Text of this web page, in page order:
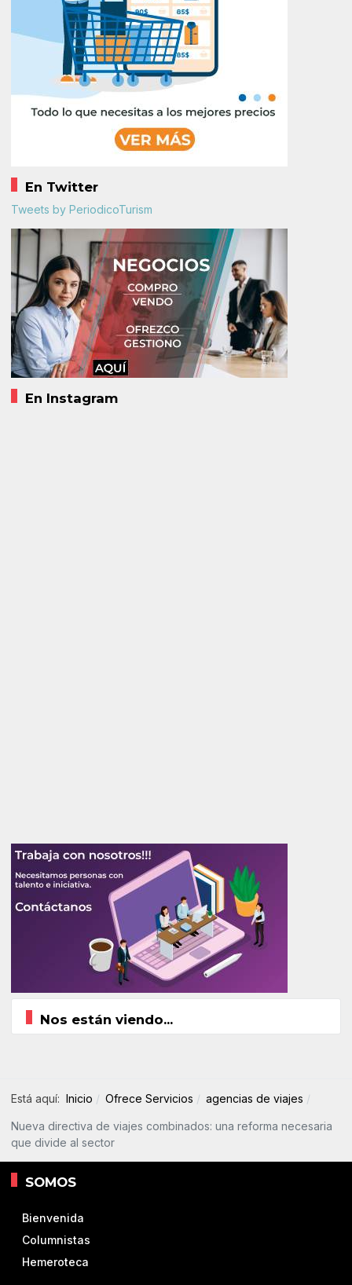
En Twitter
Tweets by PeriodicoTurism
En Instagram
Nos están viendo...
Está aquí: Inicio Ofrece Servicios agencias de viajes
Nueva directiva de viajes combinados: una reforma necesaria
que divide al sector
SOMOS
Bienvenida
Columnistas
Hemeroteca